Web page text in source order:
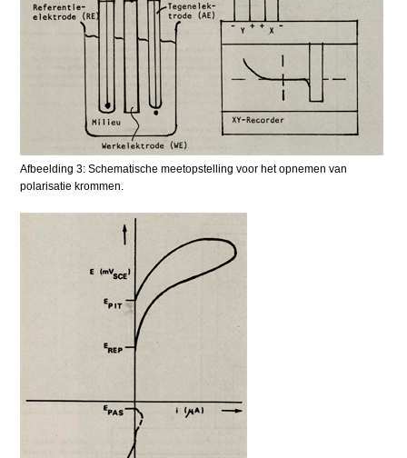
Afbeelding 3: Schematische meetopstelling voor het opnemen van
polarisatie krommen.